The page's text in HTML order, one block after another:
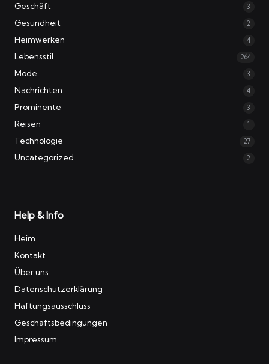
Geschäft 3
Gesundheit 2
Heimwerken 4
Lebensstil 264
Mode 3
Nachrichten 4
Prominente 3
Reisen 1
Technologie 27
Uncategorized 2
Help & Info
Heim
Kontakt
Über uns
Datenschutzerklärung
Haftungsausschluss
Geschäftsbedingungen
Impressum